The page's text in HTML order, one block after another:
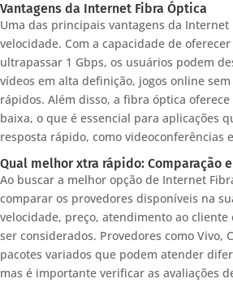
Vantagens da Internet Fibra Óptica
Uma das principais vantagens da Internet
velocidade. Com a capacidade de
ultrapassar 1 Gbps, os usuários podem
vídeos em alta definição, jogos online
rápidos. Além disso, a fibra óptica
baixa, o que é essencial para aplicações
resposta rápido, como videoconferências
Qual melhor xtra rápido: Comparação
Ao buscar a melhor opção de Internet
comparar os provedores disponíveis na
velocidade, preço, atendimento ao
ser considerados. Provedores como Vivo,
pacotes variados que podem atender
mas é importante verificar as avaliações